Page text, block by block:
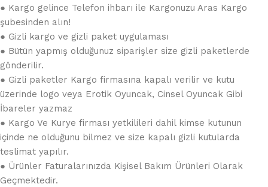
● Kargo gelince Telefon ihbarı ile Kargonuzu Aras Kargo
şubesinden alın!
● Gizli kargo ve gizli paket uygulaması
● Bütün yapmış olduğunuz siparişler size gizli paketlerde
gönderilir.
● Gizli paketler Kargo firmasına kapalı verilir ve kutu
üzerinde logo veya Erotik Oyuncak, Cinsel Oyuncak Gibi
İbareler yazmaz
● Kargo Ve Kurye firması yetkilileri dahil kimse kutunun
içinde ne olduğunu bilmez ve size kapalı gizli kutularda
teslimat yapılır.
● Ürünler Faturalarınızda Kişisel Bakım Ürünleri Olarak
Geçmektedir.